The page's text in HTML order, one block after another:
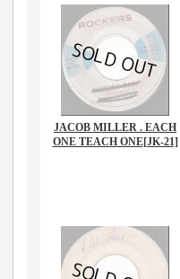
JACOB MILLER . EACH
ONE TEACH ONE[JK-21]